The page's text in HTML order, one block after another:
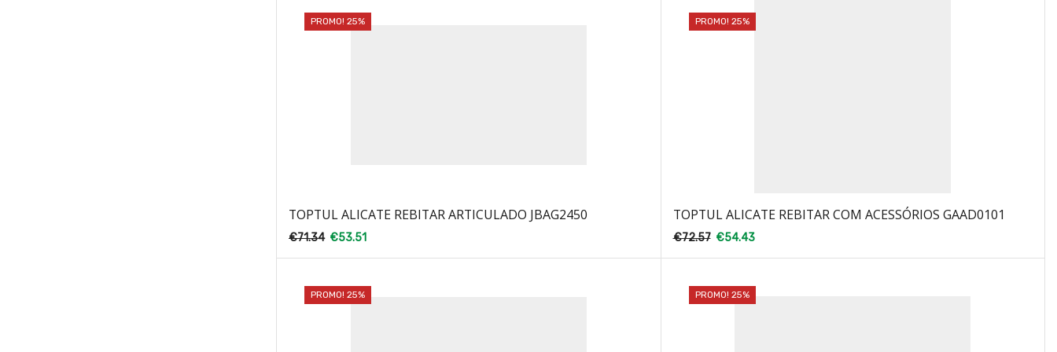
PROMO! 25%
TOPTUL ALICATE REBITAR ARTICULADO JBAG2450
€71.34 €53.51
PROMO! 25%
TOPTUL ALICATE REBITAR COM ACESSÓRIOS GAAD0101
€72.57 €54.43
PROMO! 25% PROMO! 25%